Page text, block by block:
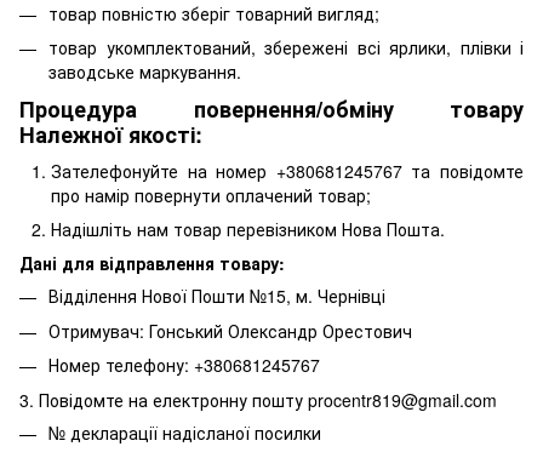
товар повністю зберіг товарний вигляд;
товар укомплектований, збережені всі ярлики, плівки і
заводське маркування.
Процедура повернення/обміну товару
Належної якості:
Зателефонуйте на номер +380681245767 та повідомте
про намір повернути оплачений товар;
Надішліть нам товар перевізником Нова Пошта.
Дані для відправлення товару:
Відділення Нової Пошти №15, м. Чернівці
Отримувач: Гонський Олександр Орестович
Номер телефону: +380681245767
3. Повідомте на електронну пошту procentr819@gmail.com
№ декларації надісланої посилки